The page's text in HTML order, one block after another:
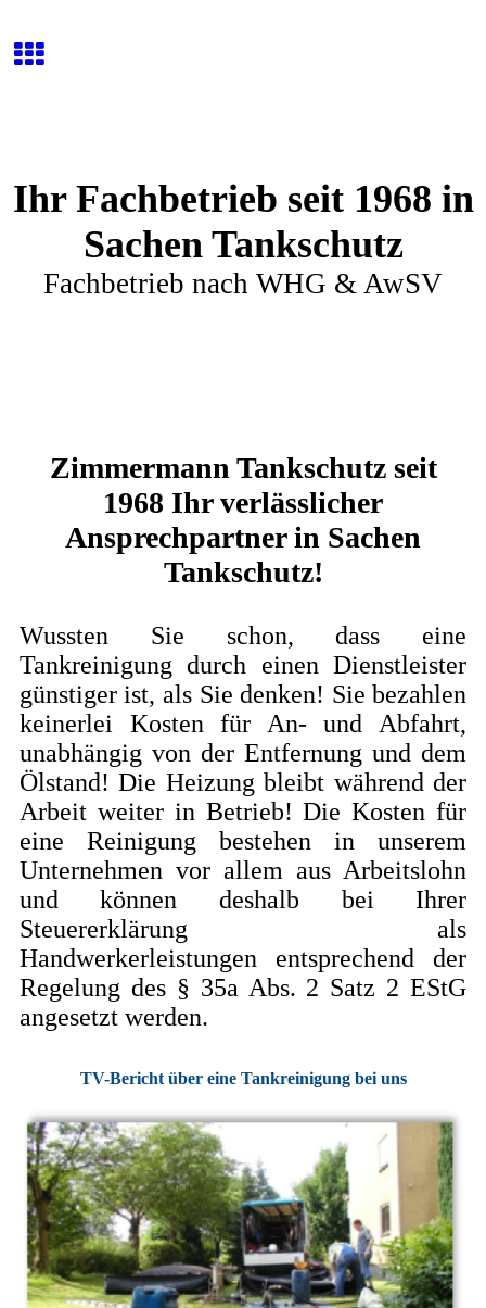
Ihr Fachbetrieb seit 1968 in
Sachen Tankschutz
Fachbetrieb nach WHG & AwSV
Zimmermann Tankschutz seit
1968 Ihr verlässlicher
Ansprechpartner in Sachen
Tankschutz!
Wussten Sie schon, dass eine
Tankreinigung durch einen Dienstleister
günstiger ist, als Sie denken! Sie bezahlen
keinerlei Kosten für An- und Abfahrt,
unabhängig von der Entfernung unddem
Ölstand! Die Heizung bleibt während der
Arbeit weiter in Betrieb! Die Kosten für
eine Reinigung bestehen in unserem
Unternehmen vor allem aus Arbeitslohn
und können deshalb bei Ihrer
Steuererklärung als
Handwerkerleistungen entsprechend der
Regelung des § 35a Abs. 2 Satz 2 EStG
angesetzt werden.
TV-Bericht über eine Tankreinigung bei uns